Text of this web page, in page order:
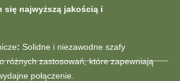
się najwyższą jakością i
: Solidne i niezawodne szafy
różnych zastosowań, które zapewniają
połączenie.